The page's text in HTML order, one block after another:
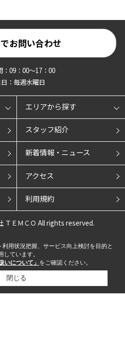
お問い合わせ
：09：00～17：00
：毎週水曜日
エリアから探す
スタッフ紹介
新着情報・ニュース
アクセス
利用規約
ＴＥＭＣＯ All rights reserved.
用状況把握、サービス向上検討を目的と
ています。
いについて」 をご確認ください。
閉じる